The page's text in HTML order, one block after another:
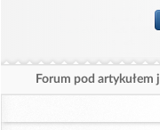
Forum pod